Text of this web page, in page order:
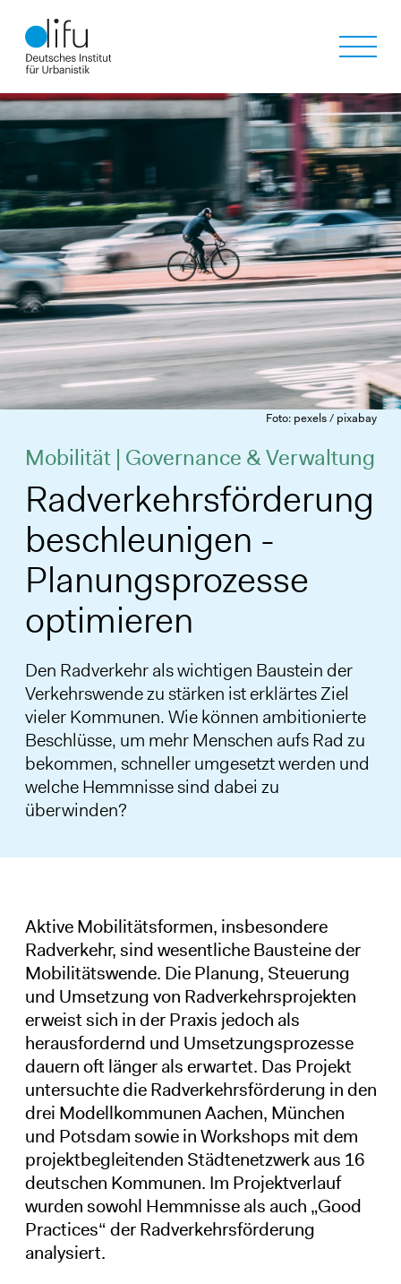
zum
Inhalt
Foto: pexels / pixabay
Mobilität | Governance & Verwaltung
Radverkehrsförderung
beschleunigen -
Planungsprozesse
optimieren
Den Radverkehr als wichtigen Baustein der
Verkehrswende zu stärken ist erklärtes Ziel
vieler Kommunen. Wie können ambitionierte
Beschlüsse, um mehr Menschen aufs Rad zu
bekommen, schneller umgesetzt werden und
welche Hemmnisse sind dabei zu
überwinden?
Aktive Mobilitätsformen, insbesondere
Radverkehr, sind wesentliche Bausteine der
Mobilitätswende. Die Planung, Steuerung
und Umsetzung von Radverkehrsprojekten
erweist sich in der Praxis jedoch als
herausfordernd und Umsetzungsprozesse
dauern oft länger als erwartet. Das Projekt
untersuchte die Radverkehrsförderung in den
drei Modellkommunen Aachen, München
und Potsdam sowie in Workshops mit dem
projektbegleitenden Städtenetzwerk aus 16
deutschen Kommunen. Im Projektverlauf
wurden sowohl Hemmnisse als auch „Good
Practices“ der Radverkehrsförderung
analysiert.